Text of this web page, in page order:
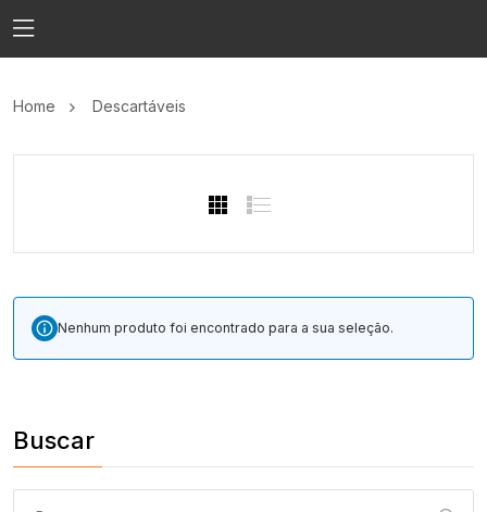
Home Descartáveis
Nenhum produto foi encontrado para a sua seleção.
Buscar